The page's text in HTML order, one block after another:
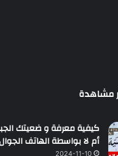
مشاهدة
كيفية معرفة و ضعيتك
أم لا بواسطة الهاتف
2024-11-10